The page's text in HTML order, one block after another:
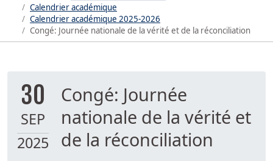
Calendrier académique
Calendrier académique 2025-2026
Congé: Journée nationale de la vérité et de la réconciliation
30
SEP
2025
Congé: Journée
nationale de la vérité et
de la réconciliation